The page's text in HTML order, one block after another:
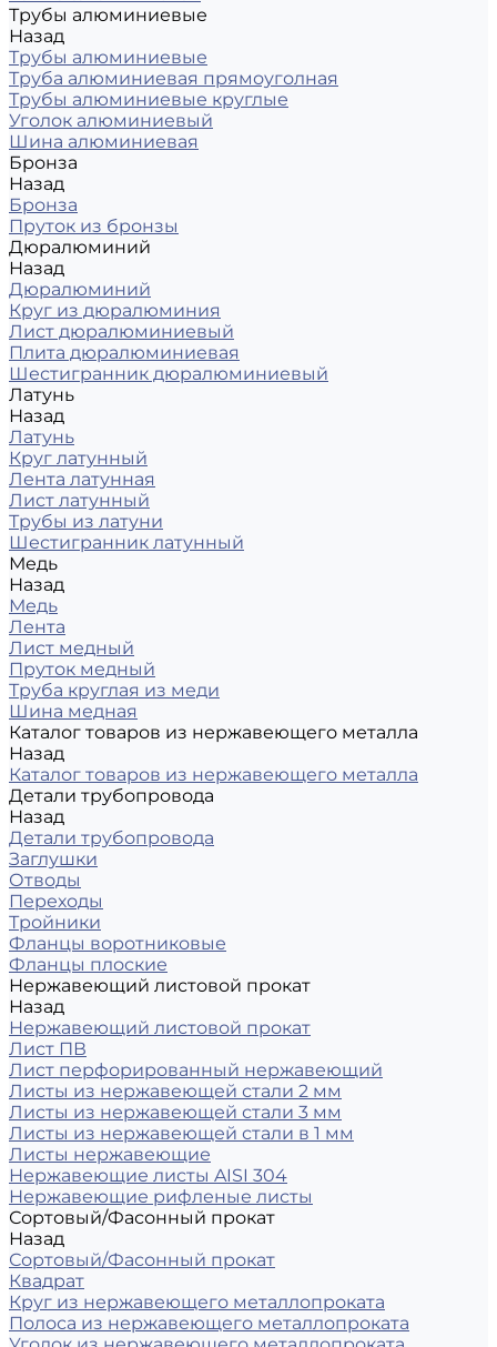
Трубы алюминиевые
Назад
Трубы алюминиевые
Труба алюминиевая прямоуголная
Трубы алюминиевые круглые
Уголок алюминиевый
Шина алюминиевая
Бронза
Назад
Бронза
Пруток из бронзы
Дюралюминий
Назад
Дюралюминий
Круг из дюралюминия
Лист дюралюминиевый
Плита дюралюминиевая
Шестигранник дюралюминиевый
Латунь
Назад
Латунь
Круг латунный
Лента латунная
Лист латунный
Трубы из латуни
Шестигранник латунный
Медь
Назад
Медь
Лента
Лист медный
Пруток медный
Труба круглая из меди
Шина медная
Каталог товаров из нержавеющего металла
Назад
Каталог товаров из нержавеющего металла
Детали трубопровода
Назад
Детали трубопровода
Заглушки
Отводы
Переходы
Тройники
Фланцы воротниковые
Фланцы плоские
Нержавеющий листовой прокат
Назад
Нержавеющий листовой прокат
Лист ПВ
Лист перфорированный нержавеющий
Листы из нержавеющей стали 2 мм
Листы из нержавеющей стали 3 мм
Листы из нержавеющей стали в 1 мм
Листы нержавеющие
Нержавеющие листы AISI 304
Нержавеющие рифленые листы
Сортовый/Фасонный прокат
Назад
Сортовый/Фасонный прокат
Квадрат
Круг из нержавеющего металлопроката
Полоса из нержавеющего металлопроката